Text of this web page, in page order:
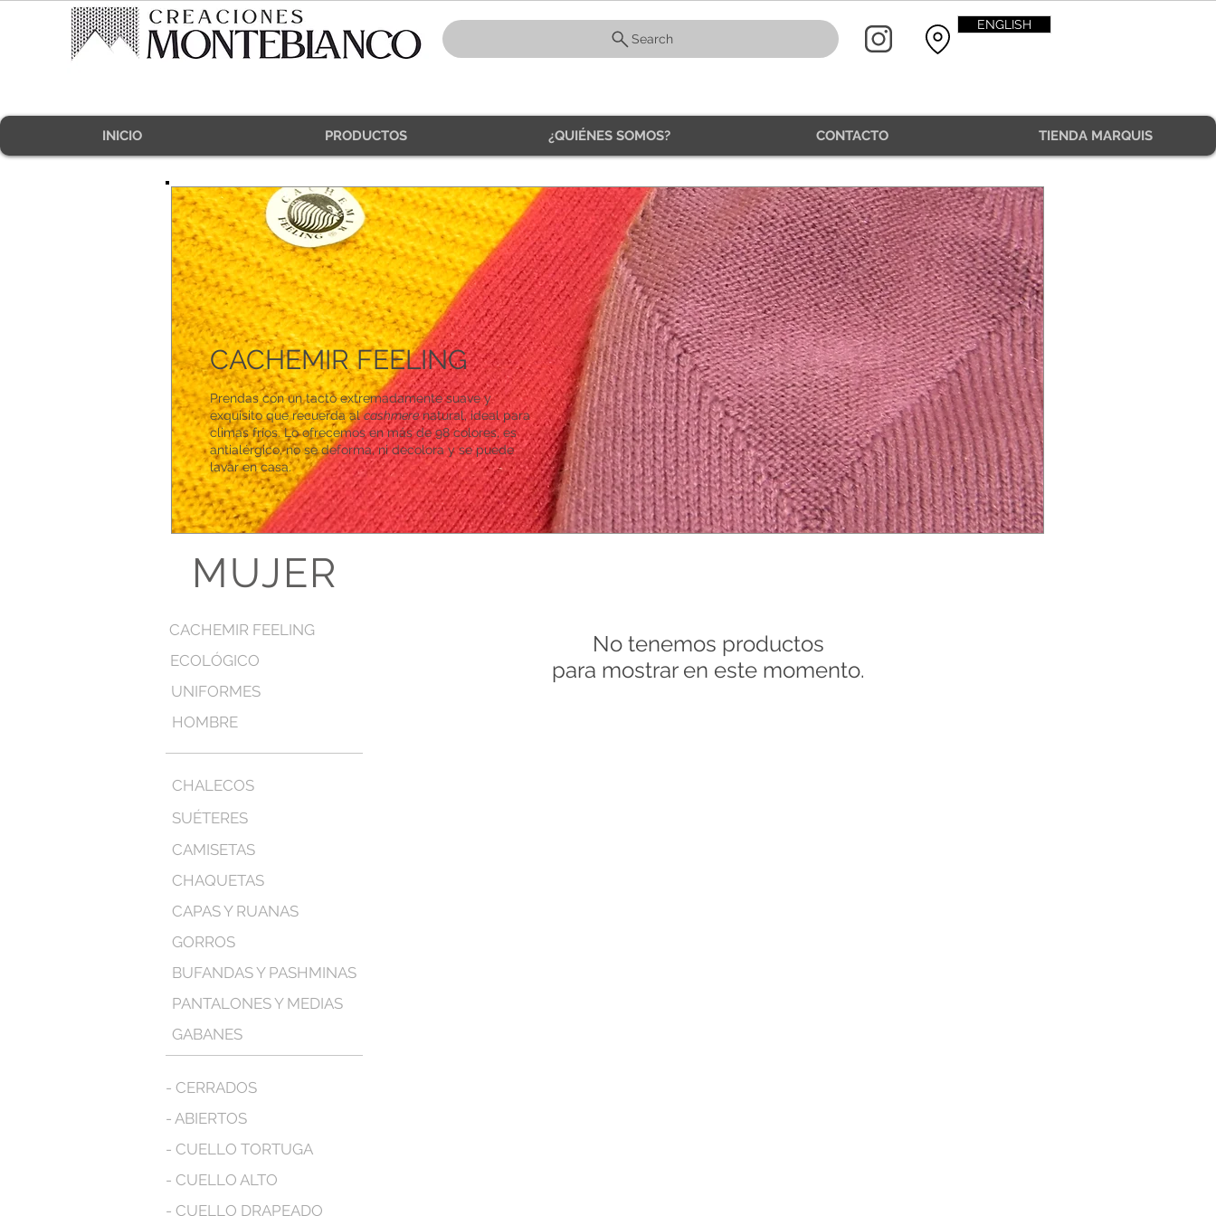
Search
INICIO PRODUCTOS ¿QUIÉNES SOMOS? CONTACTO TIENDA MARQUIS
ENGLISH
CACHEMIR FEELING
Prendas con un tacto extremadamente suave y
exquisito que recuerda alcashmerenatural, ideal para
climas fríos. Lo ofrecemos en más de 98 colores, es
antialérgico, no se deforma, ni decolora y se puede
lavar en casa.
MUJER
CACHEMIR FEELING
ECOLÓGICO
HOMBRE
UNIFORMES
CHALECOS
SUÉTERES
CAMISETAS
CHAQUETAS
CAPAS Y RUANAS
GORROS
BUFANDAS Y PASHMINAS
PANTALONES Y MEDIAS
GABANES
- CERRADOS
- ABIERTOS
- CUELLO TORTUGA
- CUELLO ALTO
- CUELLO DRAPEADO
No tenemos productos
para mostrar en este momento.